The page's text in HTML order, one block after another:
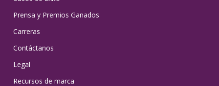
Prensa y Premios Ganados
Carreras
Contáctanos
Legal
Recursos de marca